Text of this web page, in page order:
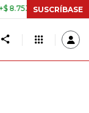
+2,19% TASA DE
SUSCRÍBASE